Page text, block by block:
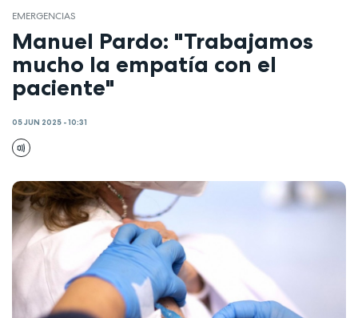
EMERGENCIAS
Manuel Pardo: "Trabajamos
mucho la empatía con el
paciente"
05 JUN 2025 - 10:31